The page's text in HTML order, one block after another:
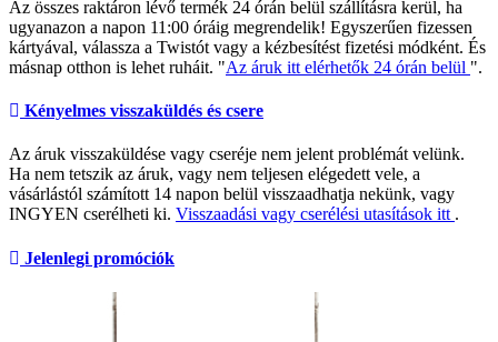
Az összes raktáron lévő termék 24 órán belül szállításra kerül, ha
ugyanazon a napon 11:00 óráig megrendelik! Egyszerűen fizessen
kártyával, válassza a Twistót vagy a kézbesítést fizetési módként. És
másnap otthon is lehet ruháit. "Az áruk itt elérhetők 24 órán belül ".
Kényelmes visszaküldés és csere
Az áruk visszaküldése vagy cseréje nem jelent problémát velünk.
Ha nem tetszik az áruk, vagy nem teljesen elégedett vele, a
vásárlástól számított 14 napon belül visszaadhatja nekünk, vagy
INGYEN cserélheti ki. Visszaadási vagy cserélési utasítások itt .
Jelenlegi promóciók